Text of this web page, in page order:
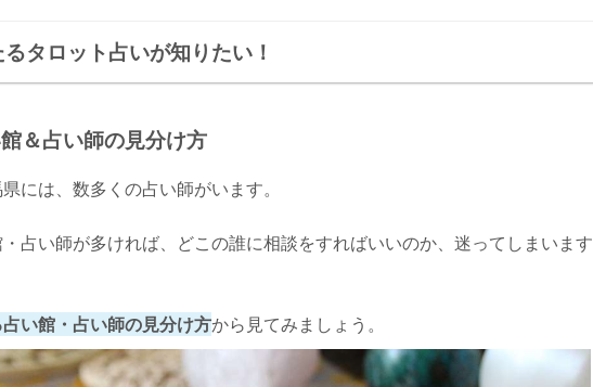
判のタロット占い師【タロット星占いDaydream:aco(あこ)先生】
て
タロット占いが知りたい！
＆占い師の見分け方
には、数多くの占い師がいます。
占い師が多ければ、どこの誰に相談をすればいいのか、迷ってしまいます
い館・占い師の見分け方から見てみましょう。